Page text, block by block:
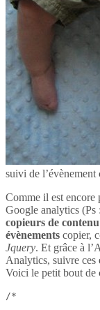
suivi de
Comme il est encore
Google analytics (Ps :
copieurs de contenu
évènements copier,
Jquery. Et grâce à
Analytics, suivre ces
Voici le petit bout de
/*